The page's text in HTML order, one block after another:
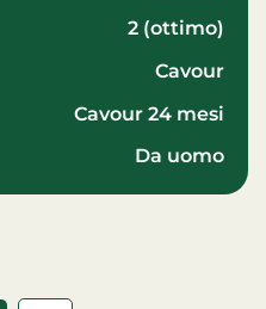
2 (ottimo)
Cavour
Cavour 24 mesi
da uomo